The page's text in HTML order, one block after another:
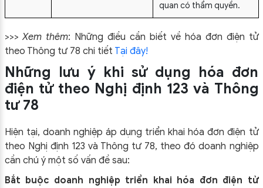
quan có thẩm quyền.
>>>Xem thêm: Những điều cần biết về hóa đơn điện tử
theo Thông tư 78 chi tiết Tại đây!
Những lưu ý khi sử dụng hóa đơn
điện tử theo Nghị định 123 và Thông
tư 78
Hiện tại, doanh nghiệp áp dụng triển khai hóa đơn điện tử
theo Nghị định 123 và Thông tư 78, theo đó doanh nghiệp
cần chú ý một số vấn đề sau:
Bắt buộc doanh nghiệp triển khai hóa đơn điện tử